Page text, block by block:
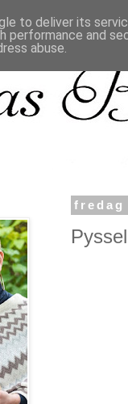
fredag
to deliver its
performance and
abuse.